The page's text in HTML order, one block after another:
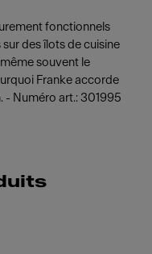
fonctionnels
des îlots de cuisine
souvent le
Franke accorde
- Numéro art.: 301995